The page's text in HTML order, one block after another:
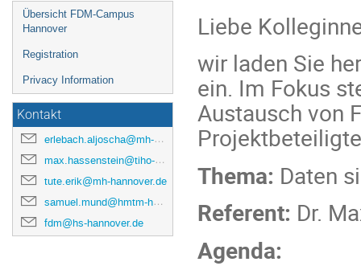
Event
menu
Übersicht FDM-Campus
Hannover
Registration
Privacy Information
Kontakt
erlebach.aljoscha@mh-hannover.de
max.hassenstein@tiho-hannover.de
tute.erik@mh-hannover.de
samuel.mund@hmtm-hannover.de
fdm@hs-hannover.de
Liebe
wir laden Sie
ein. Im Fokus
Austausch von
Thema: Daten
Referent: Dr.
Agenda: